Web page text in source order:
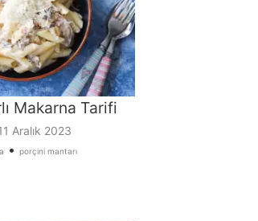
Makarna Tarifi
Aralık 2023
• porçini mantarı